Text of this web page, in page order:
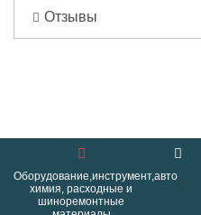
Отзывы
Оборудование,инструмент,авто
химия, расходные и
шиноремонтные